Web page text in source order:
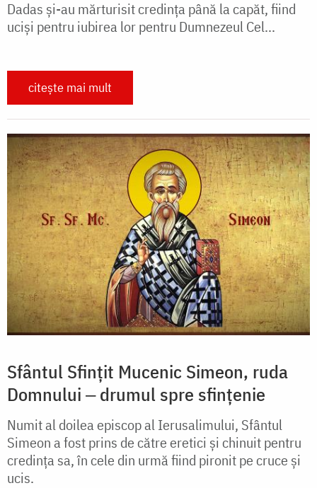
Dadas și-au mărturisit credința până la capăt, fiind
uciși pentru iubirea lor pentru Dumnezeul Cel...
citește mai mult
Sfântul Sfințit Mucenic Simeon, ruda
Domnului ‒ drumul spre sfințenie
Numit al doilea episcop al Ierusalimului, Sfântul
Simeon a fost prins de către eretici și chinuit pentru
credința sa, în cele din urmă fiind pironit pe cruce și
ucis.